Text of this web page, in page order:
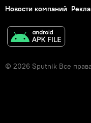
Новости компаний
© 2026 Sputnik Все